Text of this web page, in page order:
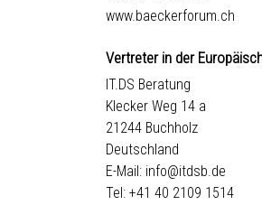
www.baeckerforum.ch
Vertreter in der
IT.DS Beratung
Klecker Weg 14 a
21244 Buchholz
Deutschland
E-Mail: info@itdsb.de
Tel: +41 40 2109 1514